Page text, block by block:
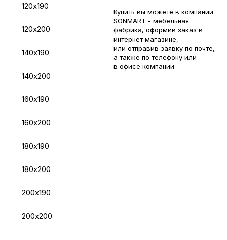
120х190
120х200
140х190
140х200
160х190
160х200
180х190
180х200
200х190
200х200
Купить вы можете в компании
SONMART - мебельная
фабрика, оформив заказ в
интернет магазине,
или отправив заявку по почте,
а также по телефону или
в офисе компании.